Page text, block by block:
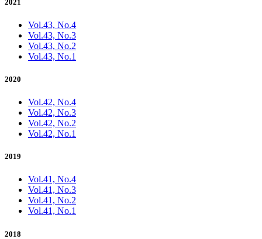
2021
Vol.43, No.4
Vol.43, No.3
Vol.43, No.2
Vol.43, No.1
2020
Vol.42, No.4
Vol.42, No.3
Vol.42, No.2
Vol.42, No.1
2019
Vol.41, No.4
Vol.41, No.3
Vol.41, No.2
Vol.41, No.1
2018